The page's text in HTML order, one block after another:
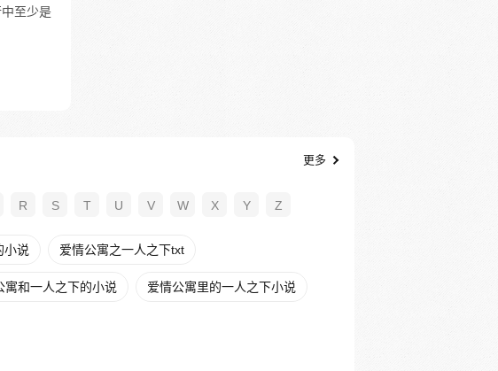
至少是
更多
R S T U V W X Y Z
小说 爱情公寓之一人之下txt
寓和一人之下的小说 爱情公寓里的一人之下小说